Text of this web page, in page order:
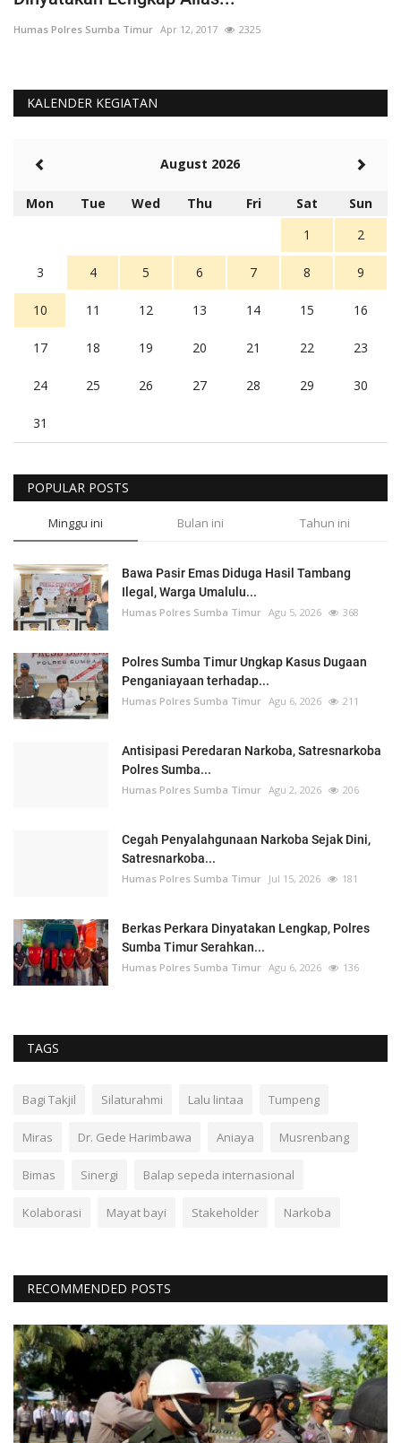
Humas Polres Sumba Timur Apr 12, 2017 2325
KALENDER KEGIATAN
August 2026
Mon Tue Wed Thu Fri Sat
Sun
1
2
3 4 5 6 7 8 9
10 11 12 13 14 15 16
17 18 19 20 21 22 23
24 25 26 27 28 29 30
31
POPULAR POSTS
Minggu ini Bulan ini Tahun ini
Bawa Pasir Emas Diduga Hasil Tambang
Ilegal, Warga Umalulu...
Humas Polres Sumba Timur Agu 5, 2026 368
Polres Sumba Timur Ungkap Kasus Dugaan
Penganiayaan terhadap...
Humas Polres Sumba Timur Agu 6, 2026 211
Antisipasi Peredaran Narkoba, Satresnarkoba
Polres Sumba...
Humas Polres Sumba Timur Agu 2, 2026 206
Cegah Penyalahgunaan Narkoba Sejak Dini,
Satresnarkoba...
Humas Polres Sumba Timur Jul 15, 2026 181
Berkas Perkara Dinyatakan Lengkap, Polres
Sumba Timur Serahkan...
Humas Polres Sumba Timur Agu 6, 2026 136
TAGS
Bagi Takjil Silaturahmi Lalu lintaa Tumpeng
Miras Dr. Gede Harimbawa Aniaya Musrenbang
Bimas Sinergi Balap sepeda internasional
Kolaborasi Mayat bayi Stakeholder Narkoba
RECOMMENDED POSTS